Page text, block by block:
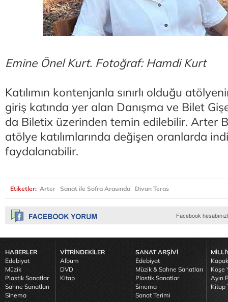
Emine Önel Kurt. Fotoğraf: Hamdi Kurt
Katılımın kontenjanla sınırlı olduğu
giriş katında yer alan Danışma ve Bilet
da Biletix üzerinden temin edilebilir. Arter
atölye katılımlarında değişen oranlarda
faydalanabilir.
Etiketler: Arter Sanat ile Sofra Arasında Divan Teras
HABERLER
Edebiyat
Müzik
Plastik Sanatlar
Sahne Sanatları
Sinema
VİTRİNDEKİLER
Albüm
DVD
Kitap
SANAT ARŞİVİ
Edebiyat
Müzik & Sahne Sanatları
Plastik Sanatlar
Sinema
Sanat Terimi
Köşe
Ayın
Kitap